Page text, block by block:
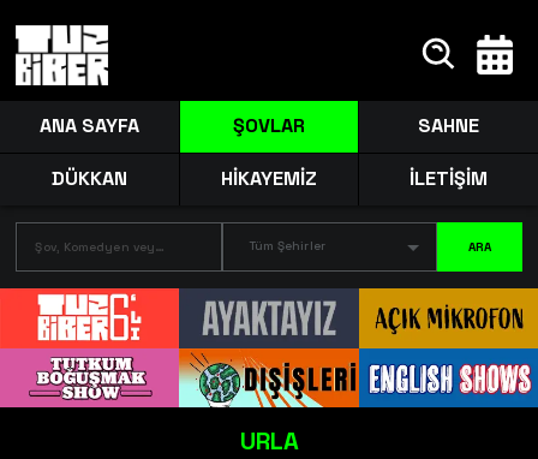
ANA SAYFA ŞOVLAR SAHNE
DÜKKAN HİKAYEMİZ İLETİŞİM
Tüm Şehirler ARA
URLA